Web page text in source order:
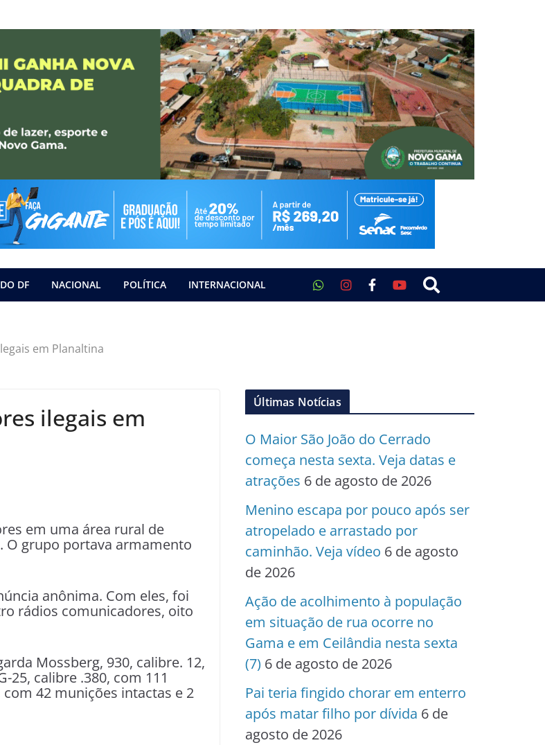
DF NACIONAL POLÍTICA INTERNACIONAL
em Planaltina
ilegais em
em uma área rural de
O grupo portava armamento
anônima. Com eles, foi
rádios comunicadores, oito
Mossberg, 930, calibre. 12,
calibre .380, com 111
42 munições intactas e 2
Últimas Notícias
O Maior São João do Cerrado
começa nesta sexta. Veja datas e
atrações 6 de agosto de 2026
Menino escapa por pouco após ser
atropelado e arrastado por
caminhão. Veja vídeo 6 de agosto
de 2026
Ação de acolhimento à população
em situação de rua ocorre no
Gama e em Ceilândia nesta sexta
(7) 6 de agosto de 2026
Pai teria fingido chorar em enterro
após matar filho por dívida 6 de
agosto de 2026